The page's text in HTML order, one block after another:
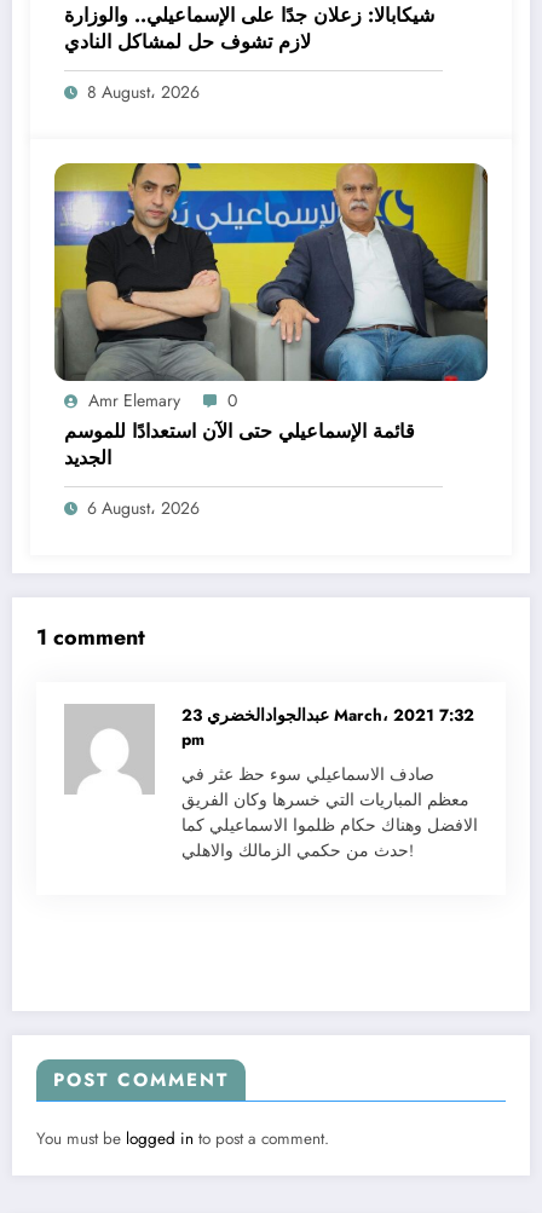
شيكابالا: زعلان جدًا على الإسماعيلي.. والوزارة
لازم تشوف حل لمشاكل النادي
8 August، 2026
Amr Elemary 0
قائمة الإسماعيلي حتى الآن استعدادًا للموسم
الجديد
6 August، 2026
1 comment
عبدالجوادالخضري 23 March، 2021 7:32
pm
صادف الاسماعيلي سوء حظ عثر في
معظم المباريات التي خسرها وكان الفريق
الافضل وهناك حكام ظلموا الاسماعيلي كما
حدث من حكمي الزمالك والاهلي!
POST COMMENT
You must be logged in to post a comment.